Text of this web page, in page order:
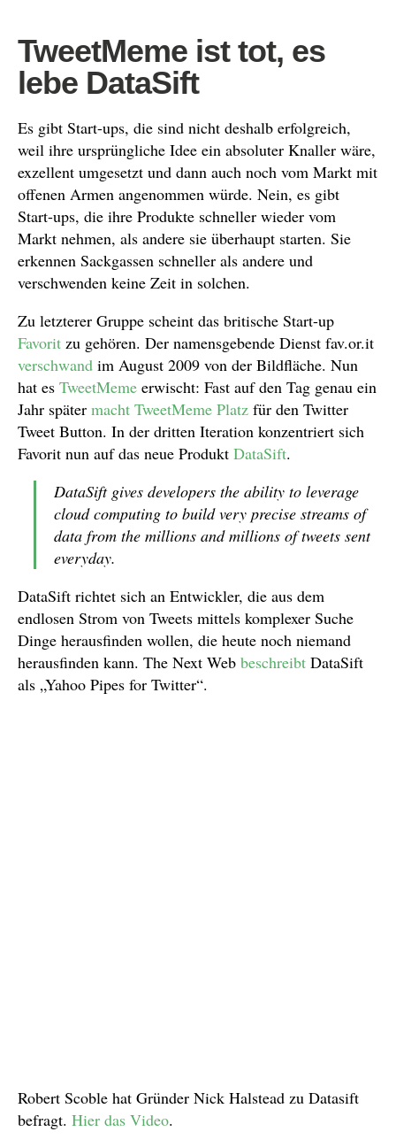
TweetMeme ist tot, es
lebe DataSift
Es gibt Start-ups, die sind nicht deshalb erfolgreich,
weil ihre ursprüngliche Idee ein absoluter Knaller wäre,
exzellent umgesetzt und dann auch noch vom Markt mit
offenen Armen angenommen würde. Nein, es gibt
Start-ups, die ihre Produkte schneller wieder vom
Markt nehmen, als andere sie überhaupt starten. Sie
erkennen Sackgassen schneller als andere und
verschwenden keine Zeit in solchen.
Zu letzterer Gruppe scheint das britische Start-up
Favorit zu gehören. Der namensgebende Dienst fav.or.it
verschwand im August 2009 von der Bildfläche. Nun
hat es TweetMeme erwischt: Fast auf den Tag genau ein
Jahr später macht TweetMeme Platz für den Twitter
Tweet Button. In der dritten Iteration konzentriert sich
Favorit nun auf das neue Produkt DataSift.
DataSift gives developers the ability to leverage
cloud computing to build very precise streams of
data from the millions and millions of tweets sent
everyday.
DataSift richtet sich an Entwickler, die aus dem
endlosen Strom von Tweets mittels komplexer Suche
Dinge herausfinden wollen, die heute noch niemand
herausfinden kann. The Next Web beschreibt DataSift
als „Yahoo Pipes for Twitter“.
Robert Scoble hat Gründer Nick Halstead zu Datasift
befragt. Hier das Video.